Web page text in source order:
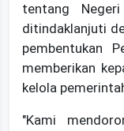
tentang
ditindaklanjuti
pembentukan
memberikan
kelola
"Kami